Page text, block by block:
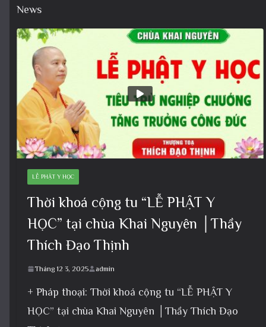
News
LỄ PHẬT Y HỌC
Thời khoá cộng tu “LỄ PHẬT Y
HỌC” tại chùa Khai Nguyên │Thầy
Thích Đạo Thịnh
Tháng 12 3, 2025 admin
+ Pháp thoại: Thời khoá cộng tu “LỄ PHẬT Y
HỌC” tại chùa Khai Nguyên │Thầy Thích Đạo